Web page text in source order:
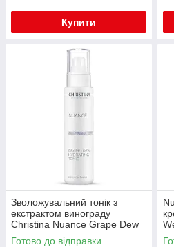
Купити
Зволожувальний тонік з
екстрактом винограду
Christina Nuance Grape Dew
Hydrating Tonic 100 мл
Готово до відправки